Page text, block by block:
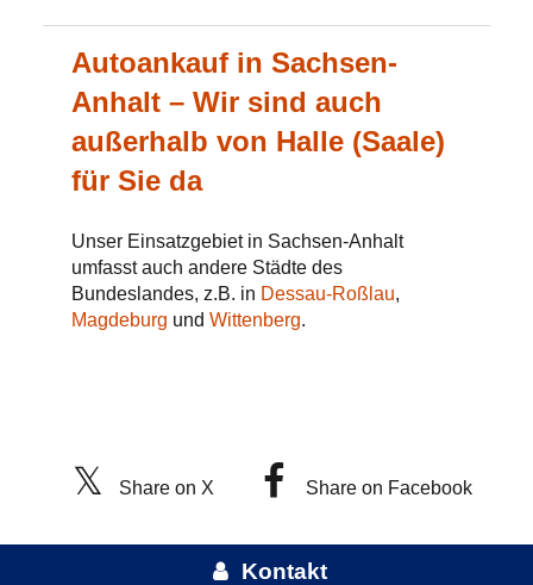
Autoankauf in Sachsen-
Anhalt – Wir sind auch
außerhalb von Halle (Saale)
für Sie da
Unser Einsatzgebiet in Sachsen-Anhalt
umfasst auch andere Städte des
Bundeslandes, z.B. in Dessau-Roßlau,
Magdeburg und Wittenberg.
Share on X Share on Facebook
Kontakt